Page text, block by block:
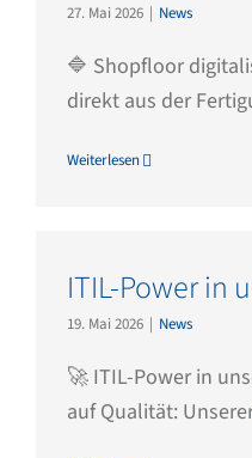
27. Mai 2026 | News
🔷 Shopfloor
direkt aus der
Weiterlesen
ITIL-Power in
19. Mai 2026 | News
🚀 ITIL-Power in
auf Qualität: